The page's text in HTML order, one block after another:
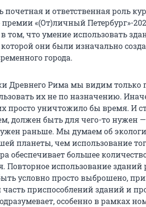
и ответственная роль
«(От)личный Петербург»-
том, что умение использовать
они были изначально
города.
Древнего Рима мы видим только
их не по назначению.
просто уничтожило бы время. И
должен быть для чего-то нужен
раньше. Мы думаем об
планеты, чем использование
обеспечивает большее
Повторное использование
условно просто выброшено,
приспособлений зданий и
особенно в рамках